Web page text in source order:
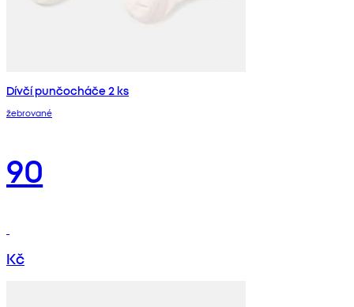
Dívčí punčocháče 2 ks
žebrované
90
Kč